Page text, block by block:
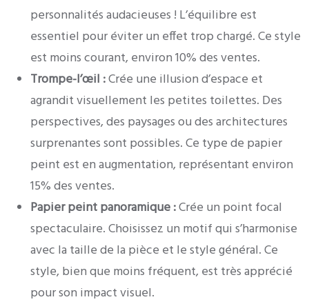
personnalités audacieuses ! L’équilibre est
essentiel pour éviter un effet trop chargé. Ce style
est moins courant, environ 10% des ventes.
Trompe-l’œil :Crée une illusion d’espace et
agrandit visuellement les petites toilettes. Des
perspectives, des paysages ou des architectures
surprenantes sont possibles. Ce type de papier
peint est en augmentation, représentant environ
15% des ventes.
Papier peint panoramique :Crée un point focal
spectaculaire. Choisissez un motif qui s’harmonise
avec la taille de la pièce et le style général. Ce
style, bien que moins fréquent, est très apprécié
pour son impact visuel.